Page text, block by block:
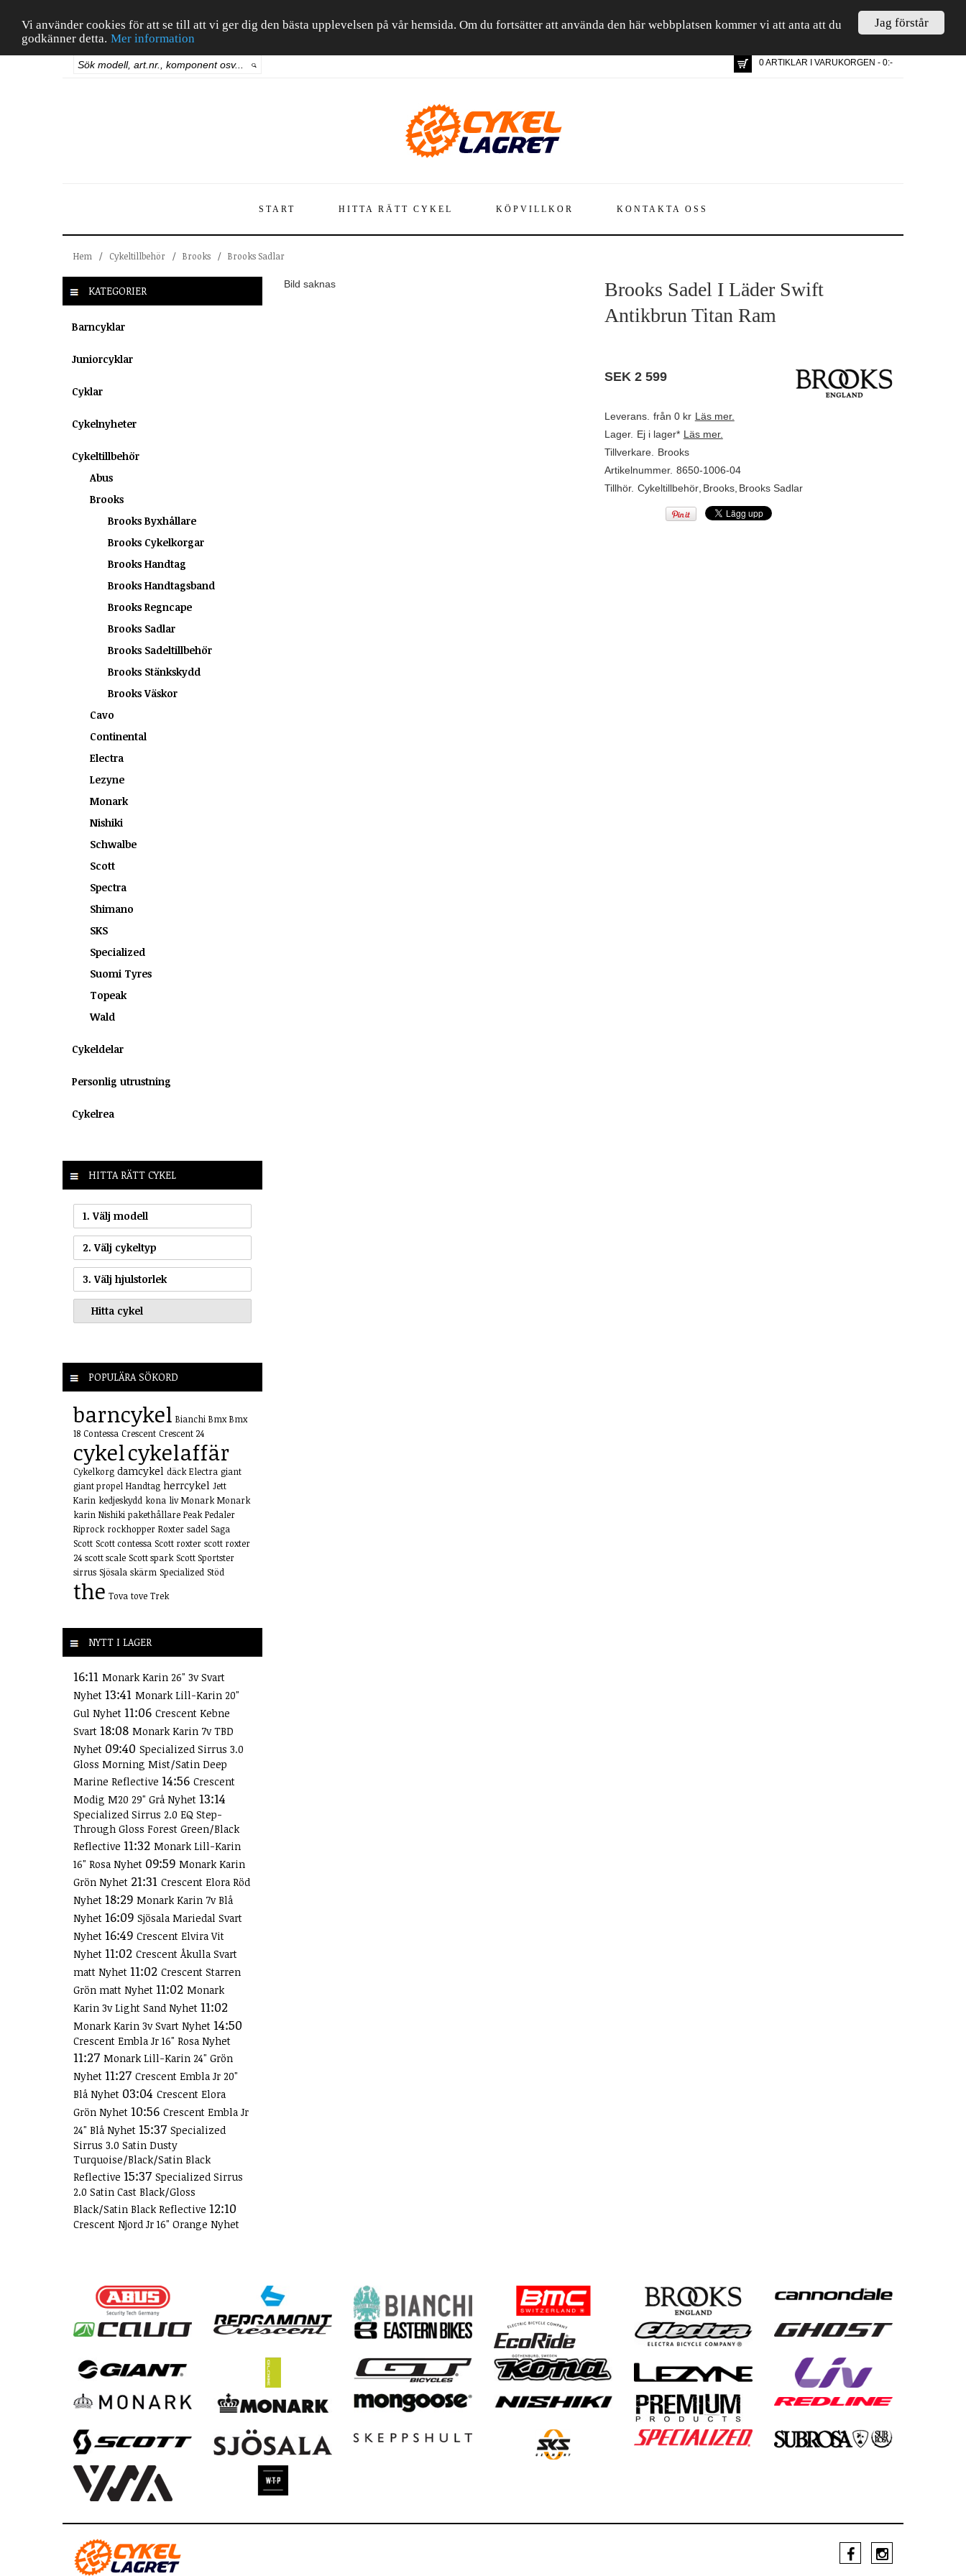
Jag förstår
Vi använder cookies för att se till att vi ger dig den bästa upplevelsen på vår hemsida. Om du fortsätter att använda den här webbplatsen kommer vi att anta att du
godkänner detta. Mer information
0 ARTIKLAR I VARUKORGEN - 0:-
START HITTA RÄTT CYKEL KÖPVILLKOR KONTAKTA OSS
Hem / Cykeltillbehör / Brooks / Brooks Sadlar
KATEGORIER
Barncyklar
Juniorcyklar
Cyklar
Cykelnyheter
Cykeltillbehör
Abus
Brooks
Brooks Byxhållare
Brooks Cykelkorgar
Brooks Handtag
Brooks Handtagsband
Brooks Regncape
Brooks Sadlar
Brooks Sadeltillbehör
Brooks Stänkskydd
Brooks Väskor
Cavo
Continental
Electra
Lezyne
Monark
Nishiki
Schwalbe
Scott
Spectra
Shimano
SKS
Specialized
Suomi Tyres
Topeak
Wald
Cykeldelar
Personlig utrustning
Cykelrea
HITTA RÄTT CYKEL
1. Välj modell
2. Välj cykeltyp
3. Välj hjulstorlek
POPULÄRA SÖKORD
barncykel Bianchi Bmx Bmx
18 Contessa Crescent Crescent 24
cykelcykelaffär
Cykelkorg damcykel däck Electra giant
giant propel Handtag herrcykel Jett
Karin kedjeskydd kona liv Monark Monark
karin Nishiki pakethållare Peak Pedaler
Riprock rockhopper Roxter sadel Saga
Scott Scott contessa Scott roxter scott roxter
24 scott scale Scott spark Scott Sportster
sirrus Sjösala skärm Specialized Stöd
the Tova tove Trek
NYTT I LAGER
16:11 Monark Karin 26" 3v Svart
Nyhet 13:41 Monark Lill-Karin 20"
Gul Nyhet 11:06 Crescent Kebne
Svart 18:08 Monark Karin 7v TBD
Nyhet 09:40 Specialized Sirrus 3.0
Gloss Morning Mist/Satin Deep
Marine Reflective 14:56 Crescent
Modig M20 29" Grå Nyhet 13:14
Specialized Sirrus 2.0 EQ Step-
Through Gloss Forest Green/Black
Reflective 11:32 Monark Lill-Karin
16" Rosa Nyhet 09:59 Monark Karin
Grön Nyhet 21:31 Crescent Elora Röd
Nyhet 18:29 Monark Karin 7v Blå
Nyhet 16:09 Sjösala Mariedal Svart
Nyhet 16:49 Crescent Elvira Vit
Nyhet 11:02 Crescent Åkulla Svart
matt Nyhet 11:02 Crescent Starren
Grön matt Nyhet 11:02 Monark
Karin 3v Light Sand Nyhet 11:02
Monark Karin 3v Svart Nyhet 14:50
Crescent Embla Jr 16" Rosa Nyhet
11:27 Monark Lill-Karin 24" Grön
Nyhet 11:27 Crescent Embla Jr 20"
Blå Nyhet 03:04 Crescent Elora
Grön Nyhet 10:56 Crescent Embla Jr
24" Blå Nyhet 15:37 Specialized
Sirrus 3.0 Satin Dusty
Turquoise/Black/Satin Black
Reflective 15:37 Specialized Sirrus
2.0 Satin Cast Black/Gloss
Black/Satin Black Reflective 12:10
Crescent Njord Jr 16" Orange Nyhet
Bild saknas
Brooks Sadel I Läder Swift
Antikbrun Titan Ram
SEK 2 599
Leverans. från 0 kr Läs mer.
Lager. Ej i lager* Läs mer.
Tillverkare.
Brooks
Artikelnummer. 8650-1006-04
Tillhör. Cykeltillbehör, Brooks, Brooks Sadlar